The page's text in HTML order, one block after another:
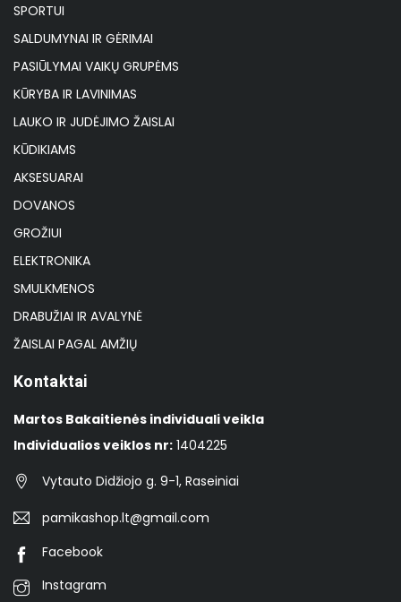
SPORTUI
SALDUMYNAI IR GĖRIMAI
PASIŪLYMAI VAIKŲ GRUPĖMS
KŪRYBA IR LAVINIMAS
LAUKO IR JUDĖJIMO ŽAISLAI
KŪDIKIAMS
AKSESUARAI
DOVANOS
GROŽIUI
ELEKTRONIKA
SMULKMENOS
DRABUŽIAI IR AVALYNĖ
ŽAISLAI PAGAL AMŽIŲ
Kontaktai
Martos Bakaitienės individuali veikla
Individualios veiklos nr: 1404225
Vytauto Didžiojo g. 9-1, Raseiniai
pamikashop.lt@gmail.com
Facebook
Instagram